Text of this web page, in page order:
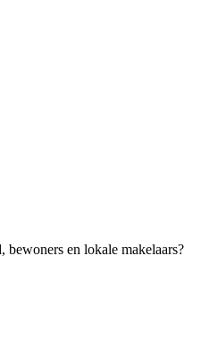
en lokale makelaars?